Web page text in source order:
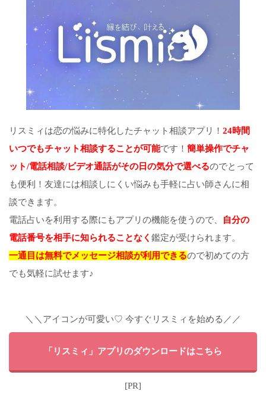
リスミィは恋の悩みに特化したチャット相談アプリ！ 24時間
いつでもチャット相談することが可能です！ 簡単操作でチャ
ット/電話相談/ビデオ通話がその日の気分で選べるのでとって
も便利！友達には相談しにくい悩みも手軽に占い師さんに相
談できます。
電話占いを利用する際にもアプリの機能を使うので、
自分の
電話番号を相手に知られることなく 鑑定が受けられます。
一通目は無料でメッセージ相談が利用できるので初めての方
でも気軽に試せます♪
＼＼アイコンが可愛い♡ 今すぐリスミィを始める／／
「リスミィ」アプリのダウンロードはこちら
[PR]